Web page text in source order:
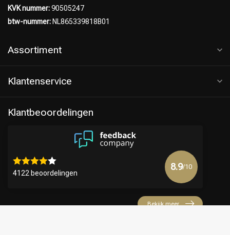
KVK nummer:90505247
btw-nummer: NL865339818B01
Assortiment
Klantenservice
Klantbeoordelingen
4122 beoordelingen
8.9/10
Bekijk meer